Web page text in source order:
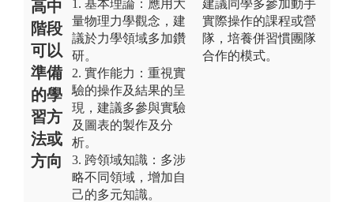
高中
階段
可以
準備
的學
習方
法或
方向
1. 基本理論：應用大
量物理力學觀念，建
議於力學領域多加鑽
研。
2. 實作能力：重視實
驗的操作及結果的呈
現，建議多參與實驗
及圖表的製作及分
析。
3. 跨領域知識：多涉
略不同領域，增加自
己的多元知識。
建議同學多參加動手
實際操作的課程或營
隊，培養併習慣團隊
合作的模式。